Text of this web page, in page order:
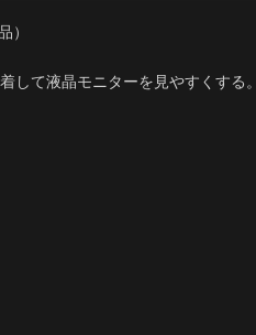
）
て液晶モニターを見やすくする。